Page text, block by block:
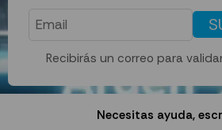
Recibirás un correo para
Necesitas ayuda,